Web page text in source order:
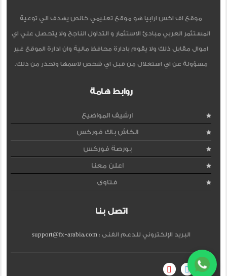
موقع اف اكس ارابيا هو موقع تعليمي خالص يهدف الي توعية
المستثمر العربي مبادئ الاستثمار و التداول الناجح ولا يتحصل علي اي
اموال مقابل ذلك ولا يقوم بادارة محافظ مالية وان ادارة الموقع غير
مسؤولة عن اي استغلال من قبل اي شخص لاسمها وتحذر من ذلك.
روابط هامة
ارشيف المواضيع
الكاش باك فوركس
بورصة فوركس
اعلن معنا
فتاوى
اتصل بنا
البريد الإلكتروني للدعم الفنى :support@fx-arabia.com